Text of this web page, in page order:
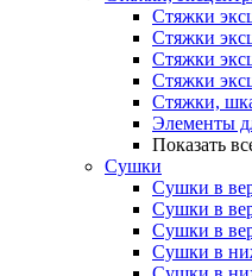
Cтяжки
Стяжки
Стяжки
Стяжки
Стяжки,
Элементы
Показать
Сушки
Сушки в
Сушки в
Сушки в
Сушки в